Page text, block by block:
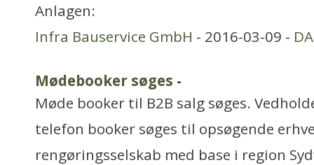
Anlagen:
Infra Bauservice GmbH - 2016-03-09 -
Mødebooker søges -
Møde booker til B2B salg søges.
telefon booker søges til opsøgende
rengøringsselskab med base i region